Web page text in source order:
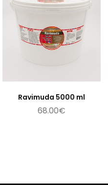
Lisa korvi
Ravimuda 5000 ml
68.00€